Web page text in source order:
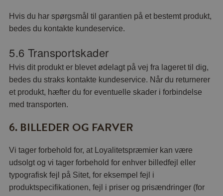
Hvis du har spørgsmål til garantien på et bestemt produkt,
bedes du kontakte kundeservice.
5.6 Transportskader
Hvis dit produkt er blevet ødelagt på vej fra lageret til dig,
bedes du straks kontakte kundeservice. Når du returnerer
et produkt, hæfter du for eventuelle skader i forbindelse
med transporten.
6. BILLEDER OG FARVER
Vi tager forbehold for, at Loyalitetspræmier kan være
udsolgt og vi tager forbehold for enhver billedfejl eller
typografisk fejl på Sitet, for eksempel fejl i
produktspecifikationen, fejl i priser og prisændringer (for